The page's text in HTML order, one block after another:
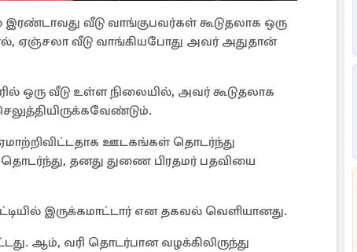
வீடு வாங்குபவர்கள் கூடுதலாக ஒரு
ஏஞ்சலா வீடு வாங்கியபோது அவர் அதுதான்
வீடு உள்ள நிலையில், அவர் கூடுதலாக
ஊடகங்கள் தொடர்ந்து
தனது துணை பிரதமர் பதவியை
இருக்கமாட்டார் என தகவல் வெளியானது.
ஆம், வரி தொடர்பான வழக்கிலிருந்து